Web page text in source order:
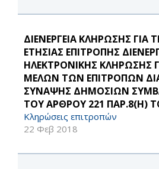
ΔΙΕΝΕΡΓΕΙΑ ΚΛΗΡΩΣΗΣ ΓΙΑ
ΕΤΗΣΙΑΣ ΕΠΙΤΡΟΠΗΣ
ΗΛΕΚΤΡΟΝΙΚΗΣ ΚΛΗΡΩΣΗΣ
ΜΕΛΩΝ ΤΩΝ ΕΠΙΤΡΟΠΩΝ
ΣΥΝΑΨΗΣ ΔΗΜΟΣΙΩΝ
ΤΟΥ ΑΡΘΡΟΥ 221 ΠΑΡ.8(Η)
Κληρώσεις επιτροπών
22 Φεβ 2018